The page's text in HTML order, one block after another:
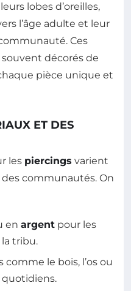
lobes d’oreilles,
l’âge adulte et leur
Ces
décorés de
pièce unique et
ET DES
les piercings varient
communautés. On
en argent pour les
tribu.
le bois, l’os ou
quotidiens.